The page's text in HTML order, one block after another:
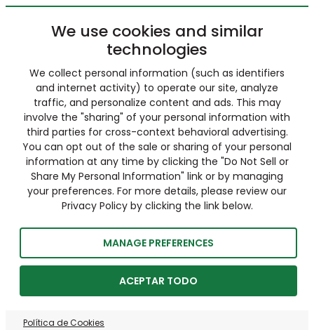
We use cookies and similar
technologies
We collect personal information (such as identifiers
and internet activity) to operate our site, analyze
traffic, and personalize content and ads. This may
involve the "sharing" of your personal information with
third parties for cross-context behavioral advertising.
You can opt out of the sale or sharing of your personal
information at any time by clicking the "Do Not Sell or
Share My Personal Information" link or by managing
your preferences. For more details, please review our
Privacy Policy by clicking the link below.
MANAGE PREFERENCES
ACEPTAR TODO
Política de Cookies